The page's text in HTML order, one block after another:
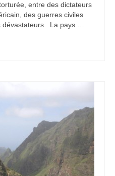
entre des dictateurs
des guerres civiles
dévastateurs. La pays …